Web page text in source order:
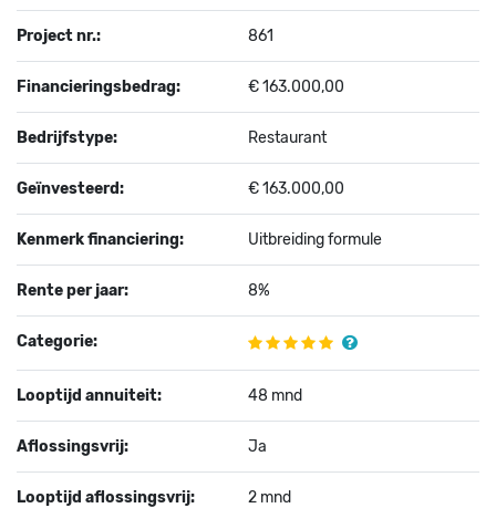
Project nr.: 861
Financieringsbedrag: € 163.000,00
Bedrijfstype: Restaurant
Geïnvesteerd: € 163.000,00
Kenmerk financiering: Uitbreiding formule
Rente per jaar: 8%
Categorie:
Looptijd annuiteit: 48 mnd
Aflossingsvrij: Ja
Looptijd aflossingsvrij: 2 mnd